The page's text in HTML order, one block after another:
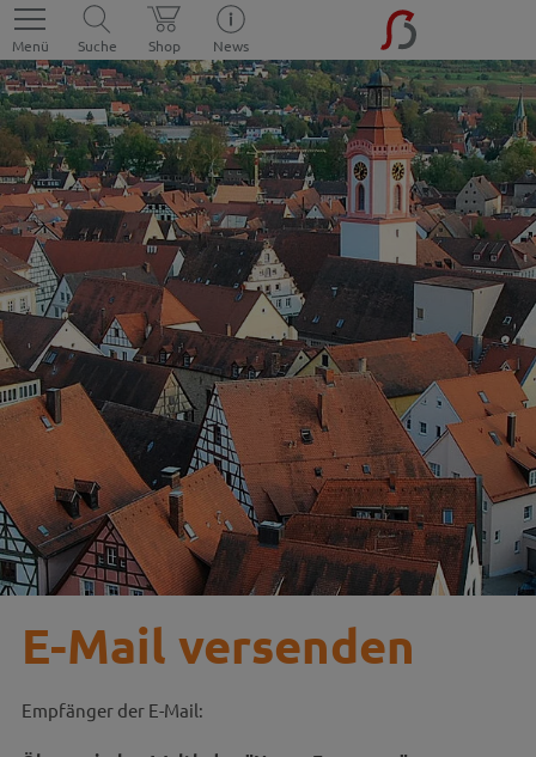
Menü Suche Shop News
E-Mail versenden
Empfänger der E-Mail: